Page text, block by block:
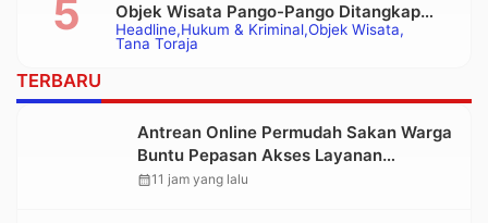
Headline Hukum & Kriminal Objek Wisata
Tana Toraja
Objek Wisata Pango-Pango Ditangkap
Polisi
TERBARU
Antrean Online Permudah Sakan Warga
Buntu Pepasan Akses Layanan
Kesehatan Tanpa Hambatan
calendar_month11 jam yang lalu